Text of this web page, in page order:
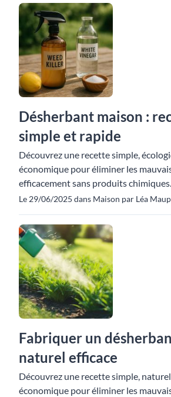
Désherbant maison :
simple et rapide
Découvrez une recette simple,
économique pour éliminer les
efficacement sans produits chimiques.
Le 29/06/2025 dans Maison par Léa
Fabriquer un
naturel efficace
Découvrez une recette simple,
économique pour éliminer les